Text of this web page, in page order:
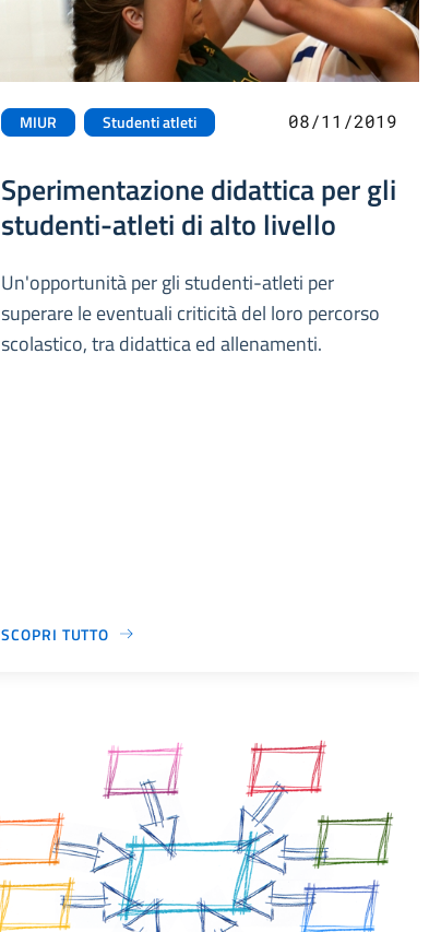
MIUR Studenti atleti 08/11/2019
Sperimentazione didattica per gli
studenti-atleti di alto livello
Un'opportunità per gli studenti-atleti per
superare le eventuali criticità del loro percorso
scolastico, tra didattica ed allenamenti.
SCOPRI TUTTO